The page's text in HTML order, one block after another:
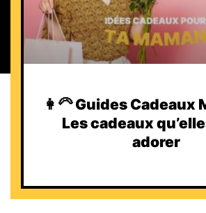
👩‍🦳 Guides Cadeaux
Les cadeaux
adorer